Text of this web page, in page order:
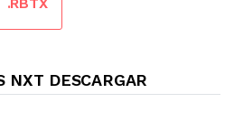
NXT DESCARGAR